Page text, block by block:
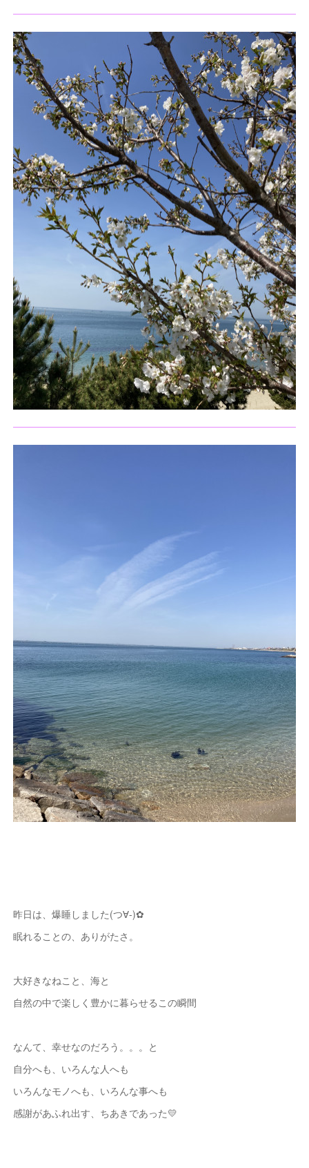
昨日は、爆睡しました(つ∀-)✿
眠れることの、ありがたさ。
大好きなねこと、海と
自然の中で楽しく豊かに暮らせるこの瞬間
なんて、幸せなのだろう。。。と
自分へも、いろんな人へも
いろんなモノへも、いろんな事へも
感謝があふれ出す、ちあきであった💛